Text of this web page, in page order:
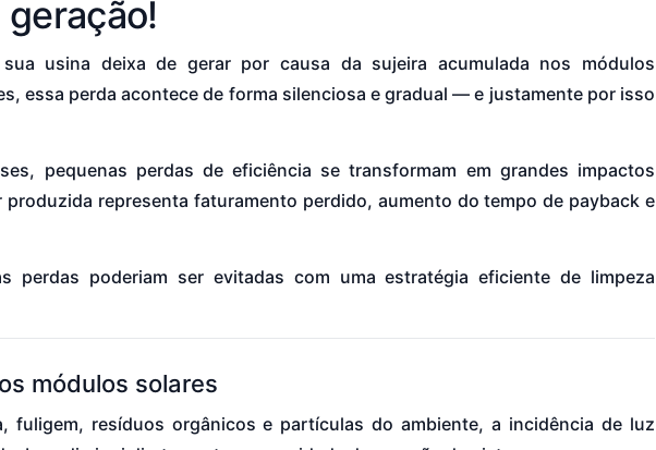
usina deixa de gerar por causa da sujeira acumulada nos módulos
essa perda acontece de forma silenciosa e gradual — e justamente por isso
pequenas perdas de eficiência se transformam em grandes impactos
representa faturamento perdido, aumento do tempo de payback e
perdas poderiam ser evitadas com uma estratégia eficiente de limpeza
módulos solares
fuligem, resíduos orgânicos e partículas do ambiente, a incidência de luz